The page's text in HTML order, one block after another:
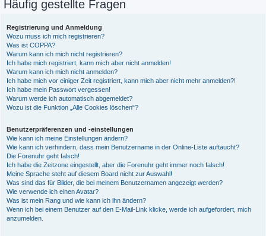
Häufig gestellte Fragen
Registrierung und Anmeldung
Wozu muss ich mich registrieren?
Was ist COPPA?
Warum kann ich mich nicht registrieren?
Ich habe mich registriert, kann mich aber nicht anmelden!
Warum kann ich mich nicht anmelden?
Ich habe mich vor einiger Zeit registriert, kann mich aber nicht mehr anmelden?!
Ich habe mein Passwort vergessen!
Warum werde ich automatisch abgemeldet?
Wozu ist die Funktion „Alle Cookies löschen“?
Benutzerpräferenzen und -einstellungen
Wie kann ich meine Einstellungen ändern?
Wie kann ich verhindern, dass mein Benutzername in der Online-Liste auftaucht?
Die Forenuhr geht falsch!
Ich habe die Zeitzone eingestellt, aber die Forenuhr geht immer noch falsch!
Meine Sprache steht auf diesem Board nicht zur Auswahl!
Was sind das für Bilder, die bei meinem Benutzernamen angezeigt werden?
Wie verwende ich einen Avatar?
Was ist mein Rang und wie kann ich ihn ändern?
Wenn ich bei einem Benutzer auf den E-Mail-Link klicke, werde ich aufgefordert, mich
anzumelden.